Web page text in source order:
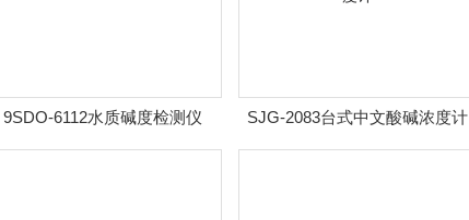
9SDO-6112水质碱度检测仪 SJG-2083台式中文酸碱浓度计